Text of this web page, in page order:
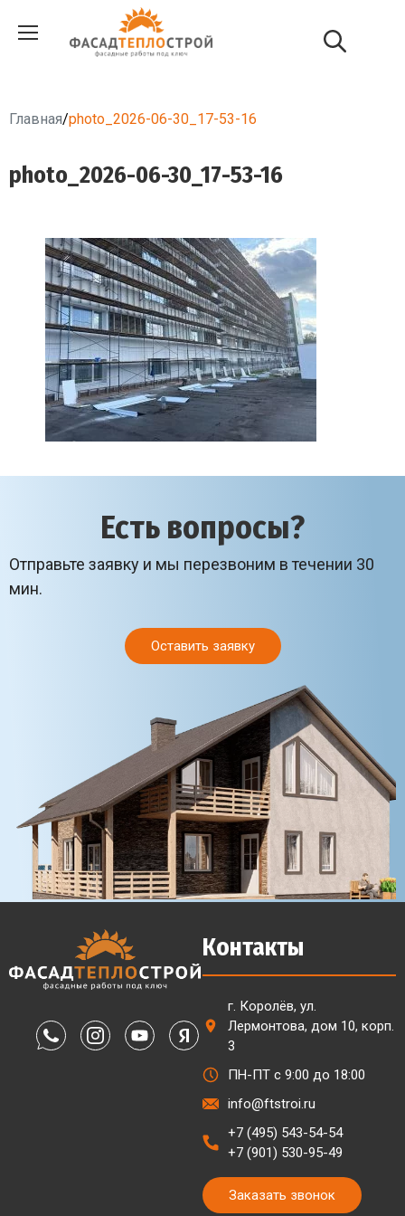
Главная/photo_2026-06-30_17-53-16
photo_2026-06-30_17-53-16
Есть вопросы?
Отправьте заявку и мы перезвоним в течении 30
мин.
Оставить заявку
Контакты
г. Королёв, ул.
Лермонтова, дом 10, корп.
3
ПН-ПТ с 9:00 до 18:00
info@ftstroi.ru
+7 (495) 543-54-54
+7 (901) 530-95-49
Заказать звонок